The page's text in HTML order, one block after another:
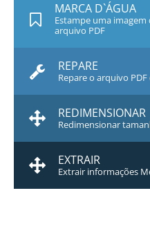
MARCA D`ÁGUA
Estampe uma
arquivo PDF
REPARE
Repare o arquivo
REDIMENSIONAR
Redimensionar
EXTRAIR
Extrair informações